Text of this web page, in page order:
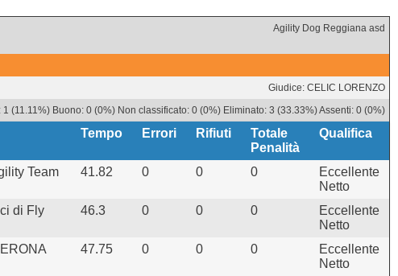
Agility Dog Reggiana asd
Giudice: CELIC LORENZO
(11.11%) Buono: 0 (0%) Non classificato: 0 (0%) Eliminato: 3 (33.33%) Assenti: 0 (0%)
Tempo Errori Rifiuti
Totale
Penalità
Qualifica
Team 41.82 0 0 0
Eccellente
Netto
di Fly 46.3 0 0 0
Eccellente
Netto
47.75 0 0 0
Eccellente
Netto